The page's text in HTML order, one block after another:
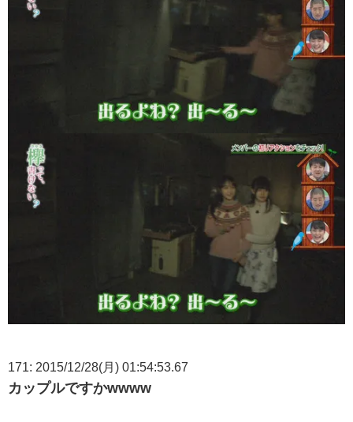
171: 2015/12/28(月) 01:54:53.67
カップルですかwwww